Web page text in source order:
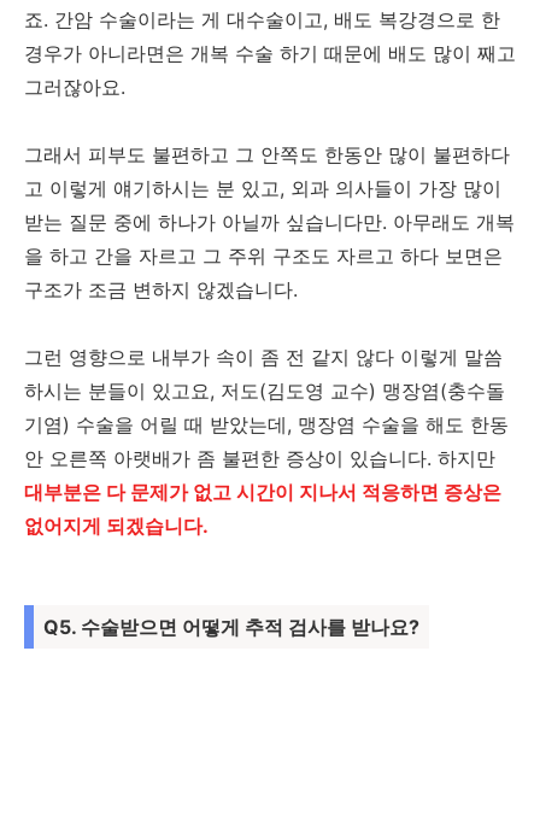
죠. 간암 수술이라는 게 대수술이고, 배도 복강경으로 한
경우가 아니라면은 개복 수술 하기 때문에 배도 많이 째고
그러잖아요.
그래서 피부도 불편하고 그 안쪽도 한동안 많이 불편하다
고 이렇게 얘기하시는 분 있고, 외과 의사들이 가장 많이
받는 질문 중에 하나가 아닐까 싶습니다만. 아무래도 개복
을 하고 간을 자르고 그 주위 구조도 자르고 하다 보면은
구조가 조금 변하지 않겠습니다.
그런 영향으로 내부가 속이 좀 전 같지 않다 이렇게 말씀
하시는 분들이 있고요, 저도(김도영 교수) 맹장염(충수돌
기염) 수술을 어릴 때 받았는데, 맹장염 수술을 해도 한동
안 오른쪽 아랫배가 좀 불편한 증상이 있습니다. 하지만
대부분은 다 문제가 없고 시간이 지나서 적응하면 증상은
없어지게 되겠습니다.
Q5. 수술받으면 어떻게 추적 검사를 받나요?